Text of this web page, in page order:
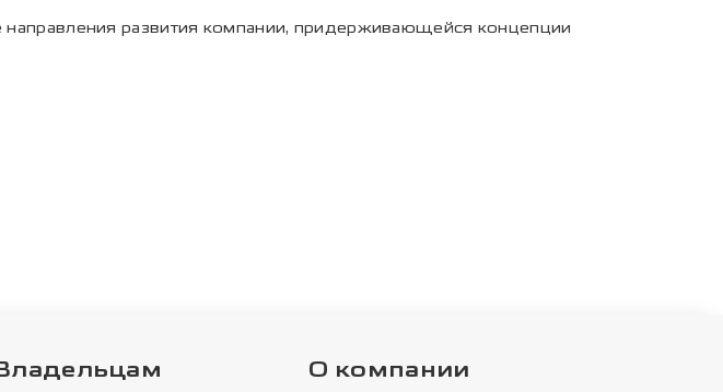
развития компании, придерживающейся концепции
О компании